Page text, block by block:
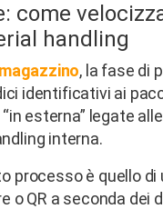
come
handling
, la fase di
identificativi ai
esterna” legate
interna.
processo è quello
o QR a seconda dei